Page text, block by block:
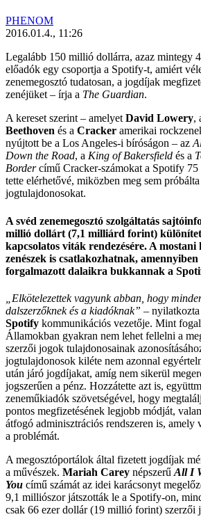
PHENOM
2016.01.4., 11:26
Legalább 150 millió dollárra, azaz mintegy
előadók egy csoportja a Spotify-t, amiért
zenemegosztó tudatosan, a jogdíjak
zenéjüket – írja a The Guardian.
A kereset szerint – amelyetDavid Lowery,
Beethoven és a Cracker amerikai
nyújtott be a Los Angeles-i bíróságon – az
Down the Road, a King of Bakersfield és a
Bordercímű Cracker-számokat a Spotify
tette elérhetővé, miközben meg sem
jogtulajdonosokat.
A svéd zenemegosztó szolgáltatás
millió dollárt (7,1 milliárd forint)
kapcsolatos viták rendezésére. A mostani
zenészek is csatlakozhatnak,
forgalmazott dalaikra bukkannak a
„Elkötelezettek vagyunk abban, hogy
dalszerzőknek és a kiadóknak” – nyilatkozta
Spotify kommunikációs vezetője. Mint
Államokban gyakran nem lehet fellelni a
szerzői jogok tulajdonosainak
jogtulajdonosok kiléte nem azonnal
után járó jogdíjakat, amíg nem sikerül
jogszerűen a pénz. Hozzátette azt is,
zeneműkiadók szövetségével, hogy
pontos megfizetésének legjobb módját,
átfogó adminisztrációs rendszeren is, amely
a problémát.
A megosztóportálok által fizetett jogdíjak
a művészek. Mariah Carey népszerű All I
You című számát az idei karácsonyt
9,1 milliószor játszották le a Spotify-on,
csak 66 ezer dollár (19 millió forint) szerzői